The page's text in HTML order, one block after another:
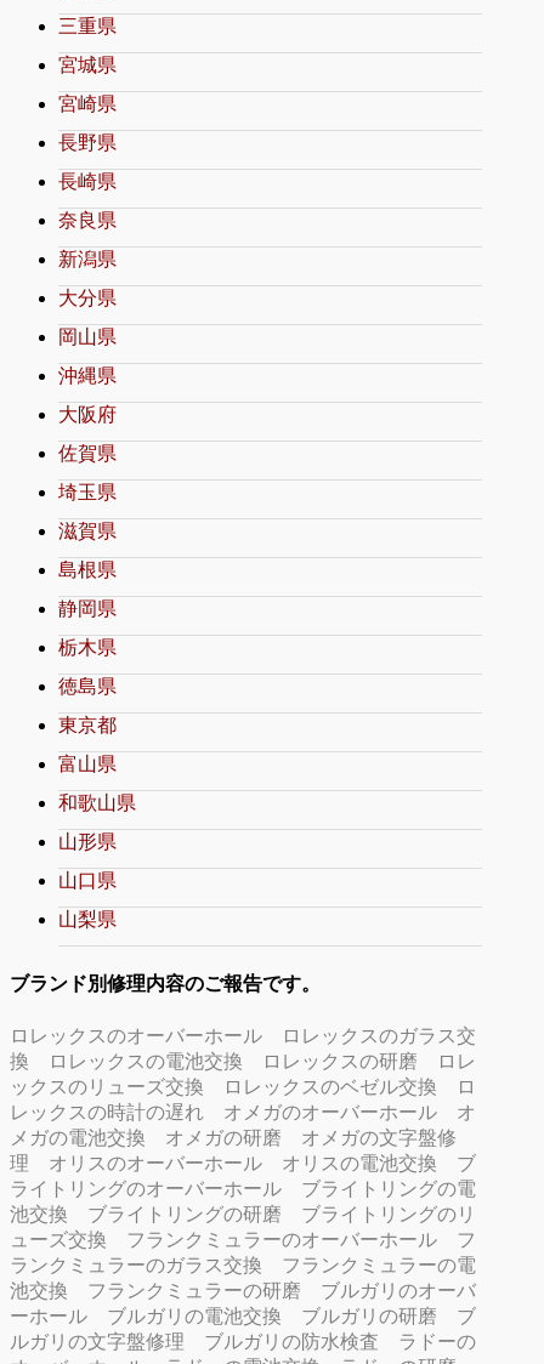
三重県
宮城県
宮崎県
長野県
長崎県
奈良県
新潟県
大分県
岡山県
沖縄県
大阪府
佐賀県
埼玉県
滋賀県
島根県
静岡県
栃木県
徳島県
東京都
富山県
和歌山県
山形県
山口県
山梨県
ブランド別修理内容のご報告です。
ロレックスのオーバーホール
ロレックスのガラス交
換
ロレックスの電池交換 ロレックスの研磨
ロレ
ックスのリューズ交換
ロレックスのベゼル交換
ロ
レックスの時計の遅れ
オメガのオーバーホール
オ
メガの電池交換
オメガの研磨
オメガの文字盤修
理
オリスのオーバーホール オリスの電池交換
ブ
ライトリングのオーバーホール
ブライトリングの電
池交換
ブライトリングの研磨
ブライトリングのリ
ューズ交換
フランクミュラーのオーバーホール
フ
ランクミュラーのガラス交換
フランクミュラーの電
池交換
フランクミュラーの研磨
ブルガリのオーバ
ーホール
ブルガリの電池交換 ブルガリの研磨
ブ
ルガリの文字盤修理
ブルガリの防水検査
ラドーの